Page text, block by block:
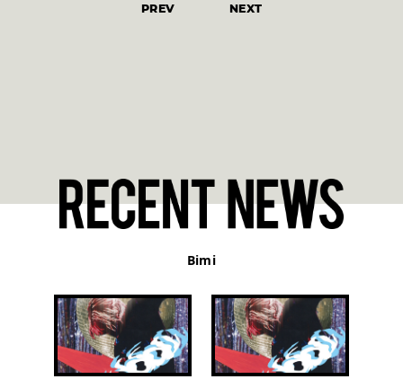
PREV NEXT
Bimi